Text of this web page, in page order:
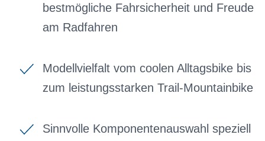
bestmögliche Fahrsicherheit und Freude
am Radfahren
Modellvielfalt vom coolen Alltagsbike bis
zum leistungsstarken Trail-Mountainbike
Sinnvolle Komponentenauswahl speziell